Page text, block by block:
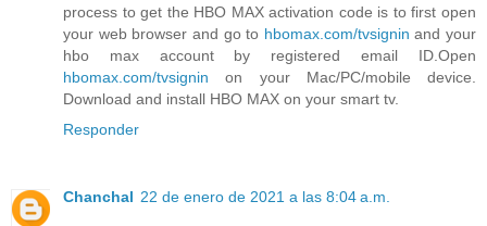
process to get the HBO MAX activation code is to first open
your web browser and go to hbomax.com/tvsignin and your
hbo max account by registered email ID.Open
hbomax.com/tvsignin on your Mac/PC/mobile device.
Download and install HBO MAX on your smart tv.
Responder
Chanchal 22 de enero de 2021 a las 8:04 a.m.